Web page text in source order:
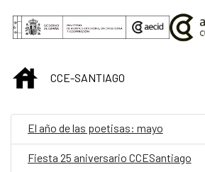
Saltar al contenido principal
INICIOCCE-SANTIAGO
El año de las poetisas: mayo
Fiesta 25 aniversario CCESantiago